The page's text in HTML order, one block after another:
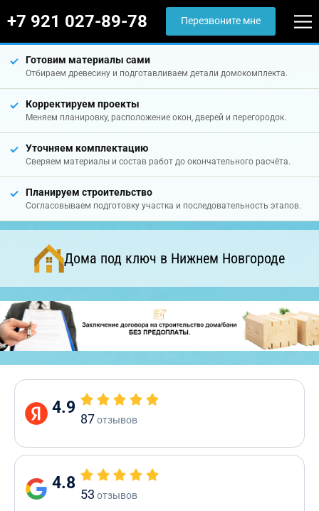
+7 921 027-89-78 Перезвоните мне
Готовим материалы сами
Отбираем древесину и подготавливаем детали домокомплекта.
Корректируем проекты
Меняем планировку, расположение окон, дверей и перегородок.
Уточняем комплектацию
Сверяем материалы и состав работ до окончательного расчёта.
Планируем строительство
Согласовываем подготовку участка и последовательность этапов.
Дома под ключ в Нижнем Новгороде
4.9
87отзывов
4.8
53 отзывов